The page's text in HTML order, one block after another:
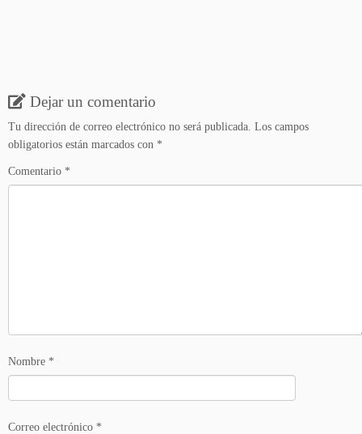
Dejar un comentario
Tu dirección de correo electrónico no será publicada. Los campos
obligatorios están marcados con *
Comentario *
Nombre *
Correo electrónico *